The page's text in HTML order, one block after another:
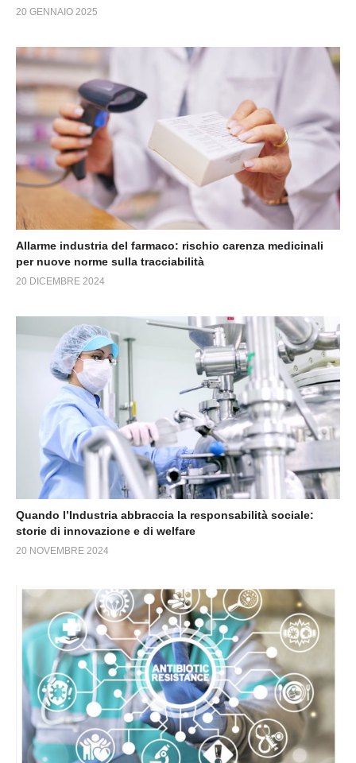
20 GENNAIO 2025
Allarme industria del farmaco: rischio carenza medicinali
per nuove norme sulla tracciabilità
20 DICEMBRE 2024
Quando l’Industria abbraccia la responsabilità sociale:
storie di innovazione e di welfare
20 NOVEMBRE 2024